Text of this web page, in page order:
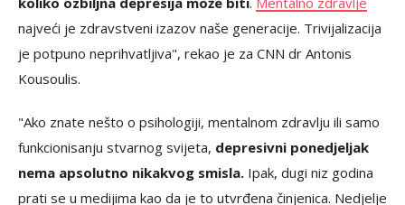
najveći je zdravstveni izazov naše generacije. Trivijalizacija
je potpuno neprihvatljiva", rekao je za CNN dr Antonis
Kousoulis.
"Ako znate nešto o psihologiji, mentalnom zdravlju ili samo
funkcionisanju stvarnog svijeta, depresivni ponedjeljak
nema apsolutno nikakvog smisla. Ipak, dugi niz godina
prati se u medijima kao da je to utvrđena činjenica. Nedjelje